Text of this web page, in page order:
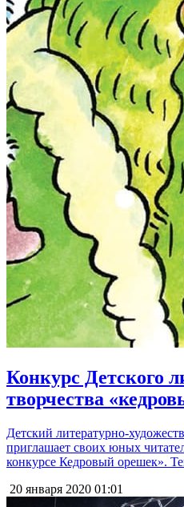
Конкурс Детского
творчества
Детский литературно-
приглашает своих юных
конкурсе Кедровый орешек».
20 января 2020 01:01